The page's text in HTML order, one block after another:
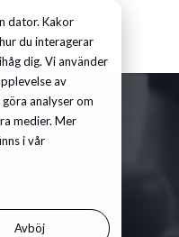
dator. Kakor
du interagerar
dig. Vi använder
av
analyser om
medier. Mer
i vår
Avböj